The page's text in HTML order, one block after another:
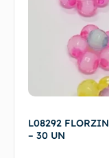
L08292
– 30 UN